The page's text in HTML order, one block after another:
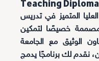
المتميز في تدريس
مصممة خصيصًا لتمكين
الوثيق مع الجامعة
نقدم لك برنامجًا يدمج